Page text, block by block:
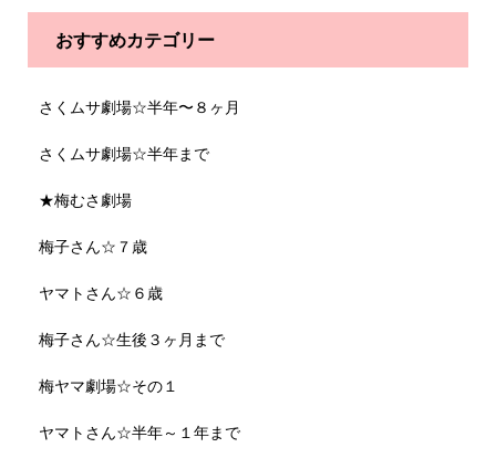
おすすめカテゴリー
さくムサ劇場☆半年〜８ヶ月
さくムサ劇場☆半年まで
★梅むさ劇場
梅子さん☆７歳
ヤマトさん☆６歳
梅子さん☆生後３ヶ月まで
梅ヤマ劇場☆その１
ヤマトさん☆半年～１年まで